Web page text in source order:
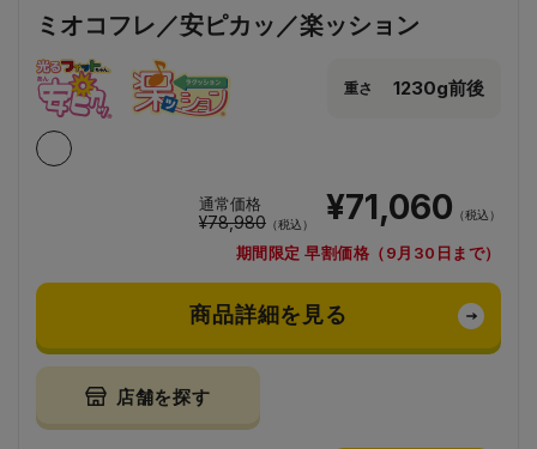
ミオコフレ／安ピカッ／楽ッション
重さ 1230g前後
通常価格
¥78,980 （税込） ¥71,060 （税込）
期間限定 早割価格（9月30日まで）
商品詳細を見る
店舗を探す